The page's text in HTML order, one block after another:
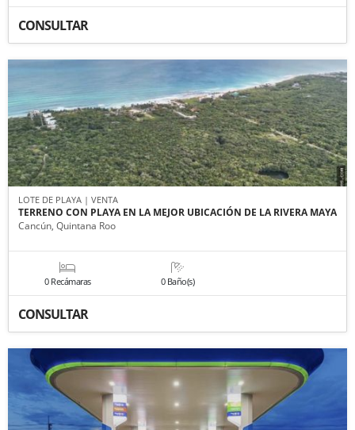
CONSULTAR
LOTE DE PLAYA | VENTA
TERRENO CON PLAYA EN LA MEJOR UBICACIÓN DE LA RIVERA MAYA
Cancún, Quintana Roo
0 Recámaras 0 Baño(s)
CONSULTAR